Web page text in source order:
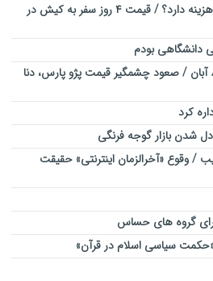
تور لحظه آخری کیش چقدر هزینه دارد؟ / قیمت ۴ روز سفر به کیش در
دانشگاهی بودم
بازار خودرو دوشنبه ۸ آبان / صعود چشمگیر قیمت پژو پارس، دنا
کرد
شدن بازار گوجه فرنگی
وقوع «آخرالزمان اینترنتی» حقیقت
گروه های حساس
سیاسی اسلام در قرآن»